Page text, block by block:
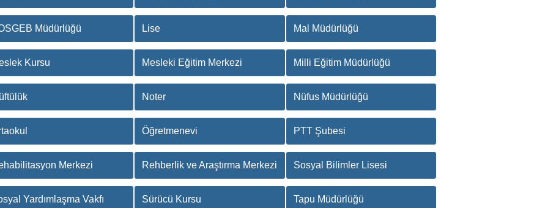
Müdürlüğü Lise Mal Müdürlüğü
Kursu Mesleki Eğitim Merkezi Milli Eğitim Müdürlüğü
Noter Nüfus Müdürlüğü
Öğretmenevi PTT Şubesi
Merkezi Rehberlik ve Araştırma Merkezi Sosyal Bilimler Lisesi
Yardımlaşma Vakfı Sürücü Kursu Tapu Müdürlüğü